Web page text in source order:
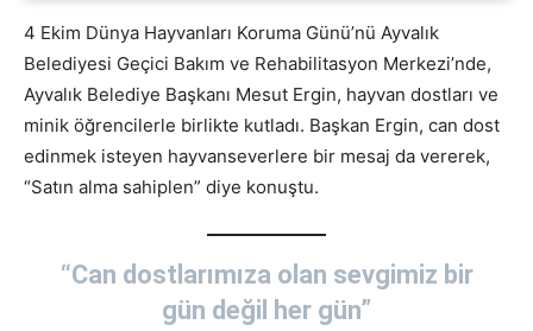
4 Ekim Dünya Hayvanları Koruma Günü’nü Ayvalık
Belediyesi Geçici Bakım ve Rehabilitasyon Merkezi’nde,
Ayvalık Belediye Başkanı Mesut Ergin, hayvan dostları ve
minik öğrencilerle birlikte kutladı. Başkan Ergin, can dost
edinmek isteyen hayvanseverlere bir mesaj da vererek,
“Satın alma sahiplen” diye konuştu.
“Can dostlarımıza olan sevgimiz bir
gün değil her gün”